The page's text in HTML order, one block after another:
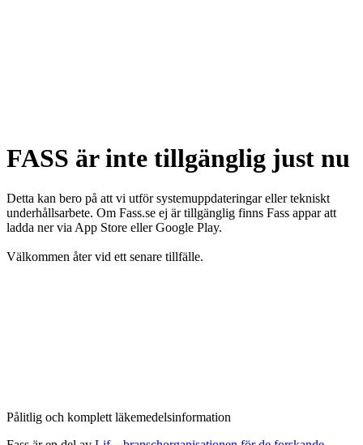
FASS är inte tillgänglig just nu
Detta kan bero på att vi utför systemuppdateringar eller tekniskt
underhållsarbete. Om Fass.se ej är tillgänglig finns Fass appar att
ladda ner via App Store eller Google Play.
Välkommen åter vid ett senare tillfälle.
Pålitlig och komplett läkemedelsinformation